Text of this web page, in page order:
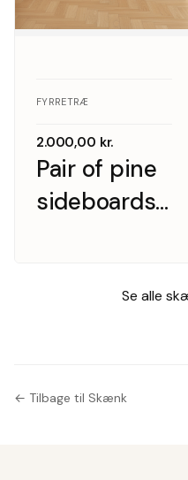
Pair of pine
sideboards
furniture
FYRRETRÆ
2.000,00 kr.
Se alle
← Tilbage til Skænk